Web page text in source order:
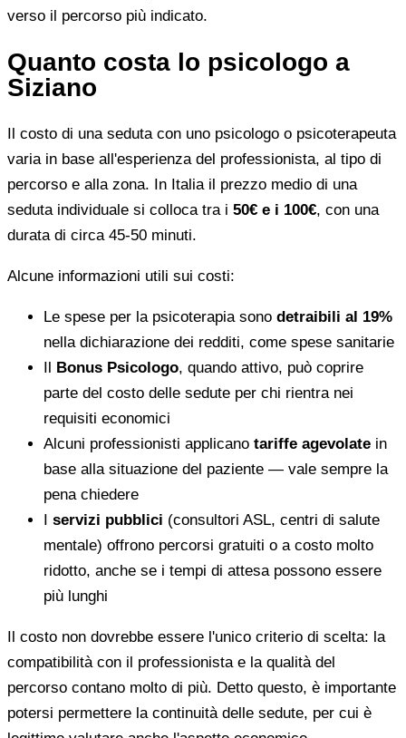
verso il percorso più indicato.
Quanto costa lo psicologo a
Siziano
Il costo di una seduta con uno psicologo o psicoterapeuta
varia in base all'esperienza del professionista, al tipo di
percorso e alla zona. In Italia il prezzo medio di una
seduta individuale si colloca tra i 50€ e i 100€, con una
durata di circa 45-50 minuti.
Alcune informazioni utili sui costi:
Le spese per la psicoterapia sono detraibili al 19%
nella dichiarazione dei redditi, come spese sanitarie
Il Bonus Psicologo, quando attivo, può coprire
parte del costo delle sedute per chi rientra nei
requisiti economici
Alcuni professionisti applicano tariffe agevolate in
base alla situazione del paziente — vale sempre la
pena chiedere
I servizi pubblici (consultori ASL, centri di salute
mentale) offrono percorsi gratuiti o a costo molto
ridotto, anche se i tempi di attesa possono essere
più lunghi
Il costo non dovrebbe essere l'unico criterio di scelta: la
compatibilità con il professionista e la qualità del
percorso contano molto di più. Detto questo, è importante
potersi permettere la continuità delle sedute, per cui è